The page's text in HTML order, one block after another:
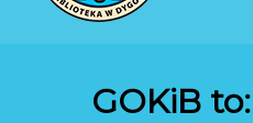
GOKiB to: